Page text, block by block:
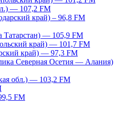
— 107,2 FM
край) – 96,8 FM
Татарстан) — 105,9 FM
край) — 101,7 FM
край) — 97,3 FM
Северная Осетия — Алания)
обл.) — 103,2 FM
FM